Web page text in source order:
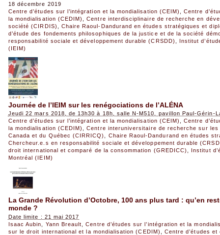
18 décembre 2019
Centre d’études sur l’intégration et la mondialisation (CEIM)
,Centre
la mondialisation (CEDIM)
,Centre interdisciplinaire de recherche en
société (CIRDIS)
Chaire Raoul-Dandurand en études stratégiques et
d’étude des fondements philosophiques de la justice et de la société
responsabilité sociale et développement durable (CRSDD)
Institut
(IEIM)
Journée de l’IEIM sur les renégociations de l’ALÉNA
Jeudi 22 mars 2018, de 13h30 à 18h, salle N-M510, pavillon Paul-Gérin-
Centre d’études sur l’intégration et la mondialisation (CEIM)
,Centre
la mondialisation (CEDIM)
,Centre interuniversitaire de recherche sur
Canada et du Québec (CIRRICQ)
Chaire Raoul-Dandurand en études
Chercheur.e.s en responsabilité sociale et développement durable
droit international et comparé de la consommation (GREDICC)
Institut
Montréal (IEIM)
La Grande Révolution d’Octobre, 100 ans plus tard : qu’en
monde ?
Date limite : 21 mai 2017
Isaac Aubin
Yann Breault ,Centre d’études sur l’intégration et la
sur le droit international et la mondialisation (CEDIM)
Centre d’études